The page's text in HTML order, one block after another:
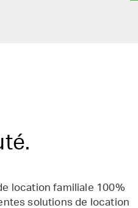
location familiale 100%
solutions de location